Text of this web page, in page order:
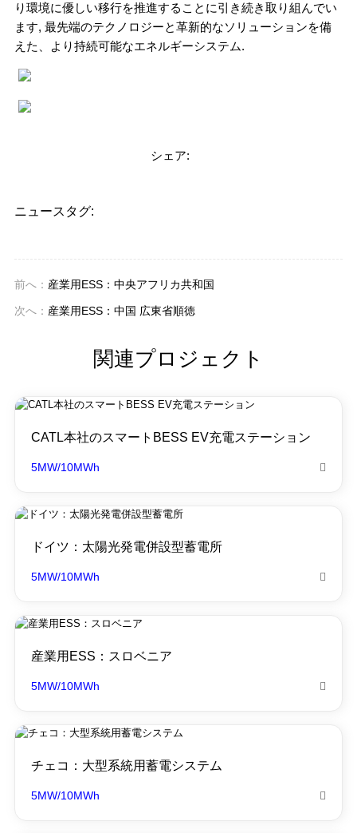
り環境に優しい移行を推進することに引き続き取り組んでい
ます, 最先端のテクノロジーと革新的なソリューションを備
えた、より持続可能なエネルギーシステム.
シェア:
ニュースタグ:
前へ： 産業用ESS：中央アフリカ共和国
次へ： 産業用ESS：中国 広東省順徳
関連プロジェクト
CATL本社のスマートBESS EV充電ステーション
5MW/10MWh 
ドイツ：太陽光発電併設型蓄電所
5MW/10MWh 
産業用ESS：スロベニア
5MW/10MWh 
チェコ：大型系統用蓄電システム
5MW/10MWh 